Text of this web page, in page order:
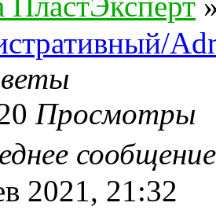
Просмотры
2021, 21:32